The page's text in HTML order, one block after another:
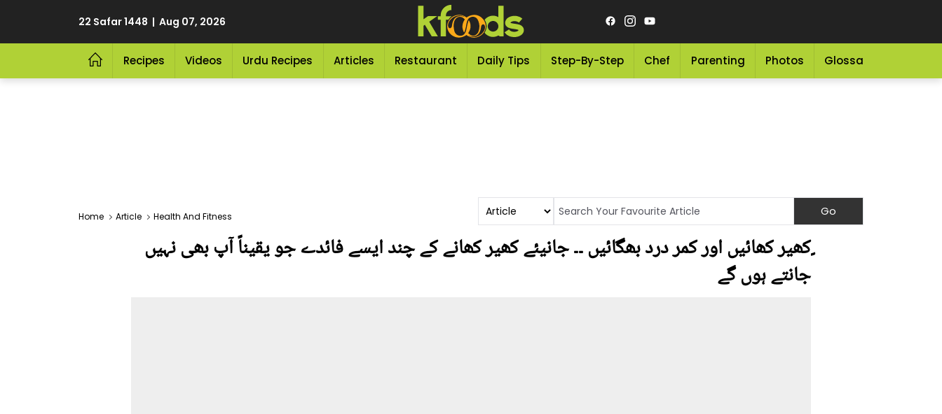
22 Safar 1448 | Aug 07, 2026
Recipes Videos Urdu Recipes Articles Restaurant Daily Tips Step-By-Step Chef Parenting Photos Glossary
Home Article Health And Fitness
ٍکھیر کھائیں اور کمر درد بھگائیں ۔۔ جانیئے کھیر کھانے کے چند ایسے فائدے جو یقیناً آپ بھی نہیں
جانتے ہوں گے